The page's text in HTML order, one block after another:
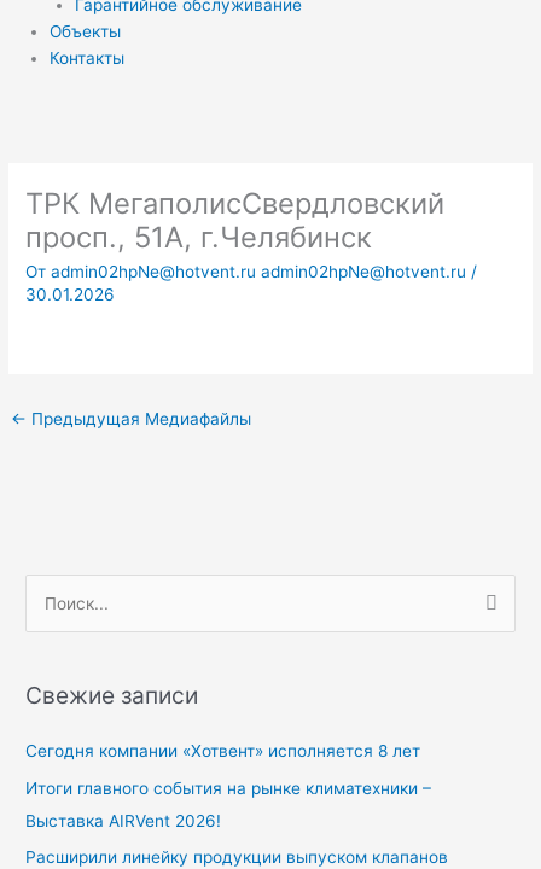
Гарантийное обслуживание
Объекты
Контакты
ТРК МегаполисСвердловский
просп., 51А, г.Челябинск
Отadmin02hpNe@hotvent.ru admin02hpNe@hotvent.ru /
30.01.2026
← Предыдущая Медиафайлы
с
Свежие записи
Сегодня компании «Хотвент» исполняется 8 лет
Итоги главного события на рынке климатехники –
Выставка AIRVent 2026!
Расширили линейку продукции выпуском клапанов